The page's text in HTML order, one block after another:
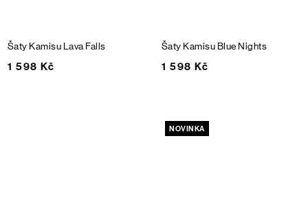
Šaty Kamisu Lava Falls
1 598 Kč
Šaty Kamisu Blue Nights
1 598 Kč
NOVINKA